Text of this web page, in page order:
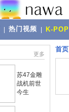
热门视频 K-POP
更多
苏47金雕
战机前世
今生
首页